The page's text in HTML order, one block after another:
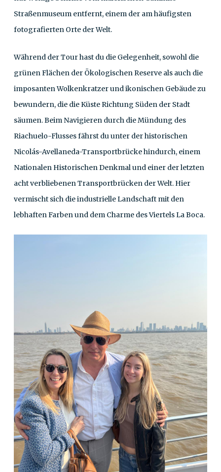
Straßenmuseum entfernt, einem der am häufigsten
fotografierten Orte der Welt.
Während der Tour hast du die Gelegenheit, sowohl die
grünen Flächen der Ökologischen Reserve als auch die
imposanten Wolkenkratzer und ikonischen Gebäude zu
bewundern, die die Küste Richtung Süden der Stadt
säumen. Beim Navigieren durch die Mündung des
Riachuelo-Flusses fährst du unter der historischen
Nicolás-Avellaneda-Transportbrücke hindurch, einem
Nationalen Historischen Denkmal und einer der letzten
acht verbliebenen Transportbrücken der Welt. Hier
vermischt sich die industrielle Landschaft mit den
lebhaften Farben und dem Charme des Viertels La Boca.